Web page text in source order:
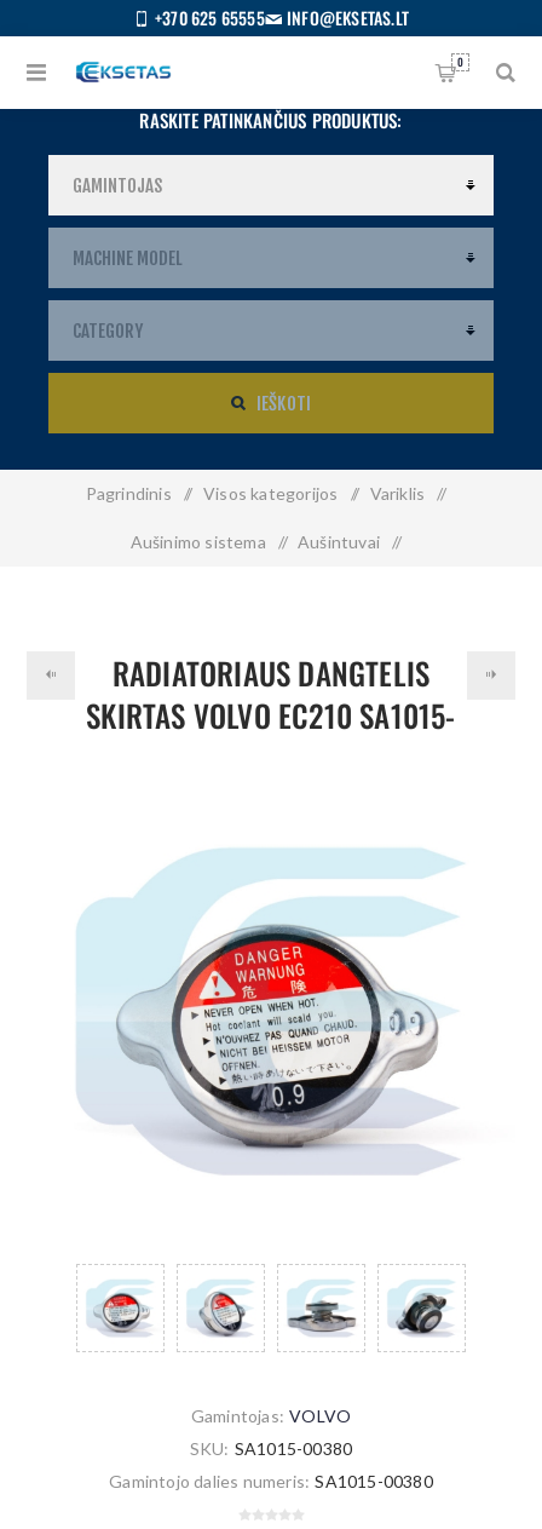
+370 625 65555 INFO@EKSETAS.LT
0
RASKITE PATINKANČIUS PRODUKTUS:
IEŠKOTI
Pagrindinis / Visos kategorijos / Variklis /
Aušinimo sistema / Aušintuvai /
RADIATORIAUS DANGTELIS
SKIRTAS VOLVO EC210 SA1015-
Gamintojas: VOLVO
SKU: SA1015-00380
Gamintojo dalies numeris: SA1015-00380